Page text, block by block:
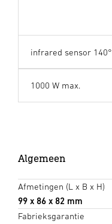
infrared sensor 140°
1000 W max.
Algemeen
Afmetingen (L x B x H)
99 x 86 x 82 mm
Fabrieksgarantie